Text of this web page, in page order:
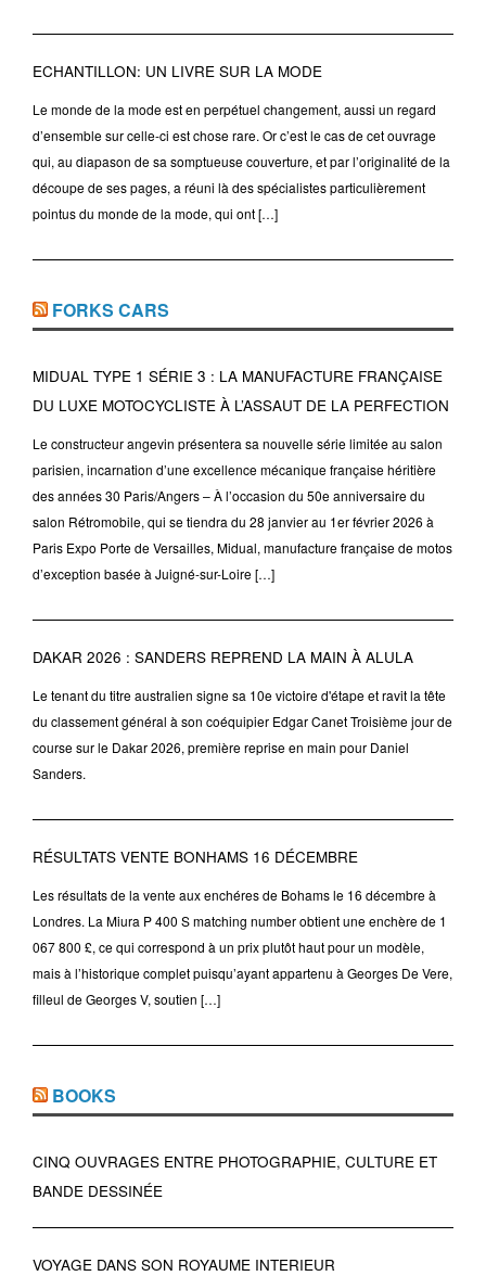
ECHANTILLON: UN LIVRE SUR LA MODE
Le monde de la mode est en perpétuel changement, aussi un regard
d’ensemble sur celle-ci est chose rare. Or c’est le cas de cet ouvrage
qui, au diapason de sa somptueuse couverture, et par l’originalité de la
découpe de ses pages, a réuni là des spécialistes particulièrement
pointus du monde de la mode, qui ont […]
FORKS CARS
MIDUAL TYPE 1 SÉRIE 3 : LA MANUFACTURE FRANÇAISE
DU LUXE MOTOCYCLISTE À L’ASSAUT DE LA PERFECTION
Le constructeur angevin présentera sa nouvelle série limitée au salon
parisien, incarnation d’une excellence mécanique française héritière
des années 30 Paris/Angers – À l’occasion du 50e anniversaire du
salon Rétromobile, qui se tiendra du 28 janvier au 1er février 2026 à
Paris Expo Porte de Versailles, Midual, manufacture française de motos
d’exception basée à Juigné-sur-Loire […]
DAKAR 2026 : SANDERS REPREND LA MAIN À ALULA
Le tenant du titre australien signe sa 10e victoire d'étape et ravit la tête
du classement général à son coéquipier Edgar Canet Troisième jour de
course sur le Dakar 2026, première reprise en main pour Daniel
Sanders.
RÉSULTATS VENTE BONHAMS 16 DÉCEMBRE
Les résultats de la vente aux enchéres de Bohams le 16 décembre à
Londres. La Miura P 400 S matching number obtient une enchère de 1
067 800 £, ce qui correspond à un prix plutôt haut pour un modèle,
mais à l’historique complet puisqu’ayant appartenu à Georges De Vere,
filleul de Georges V, soutien […]
BOOKS
CINQ OUVRAGES ENTRE PHOTOGRAPHIE, CULTURE ET
BANDE DESSINÉE
VOYAGE DANS SON ROYAUME INTERIEUR